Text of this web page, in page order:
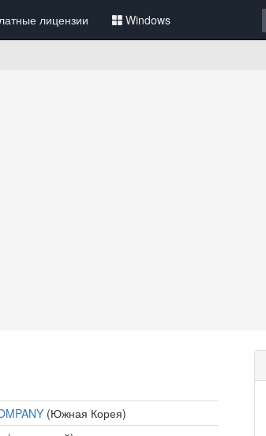
лицензии Windows
(Южная Корея)